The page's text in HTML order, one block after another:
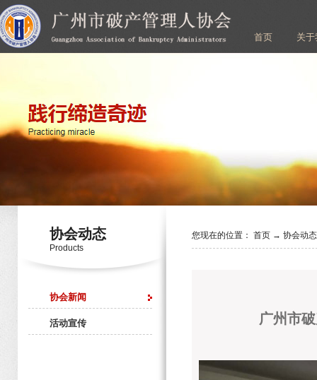
首页 关
协会动态
Products
协会新闻
活动宣传
您现在的位置： 首页 → 协会动态
广州市